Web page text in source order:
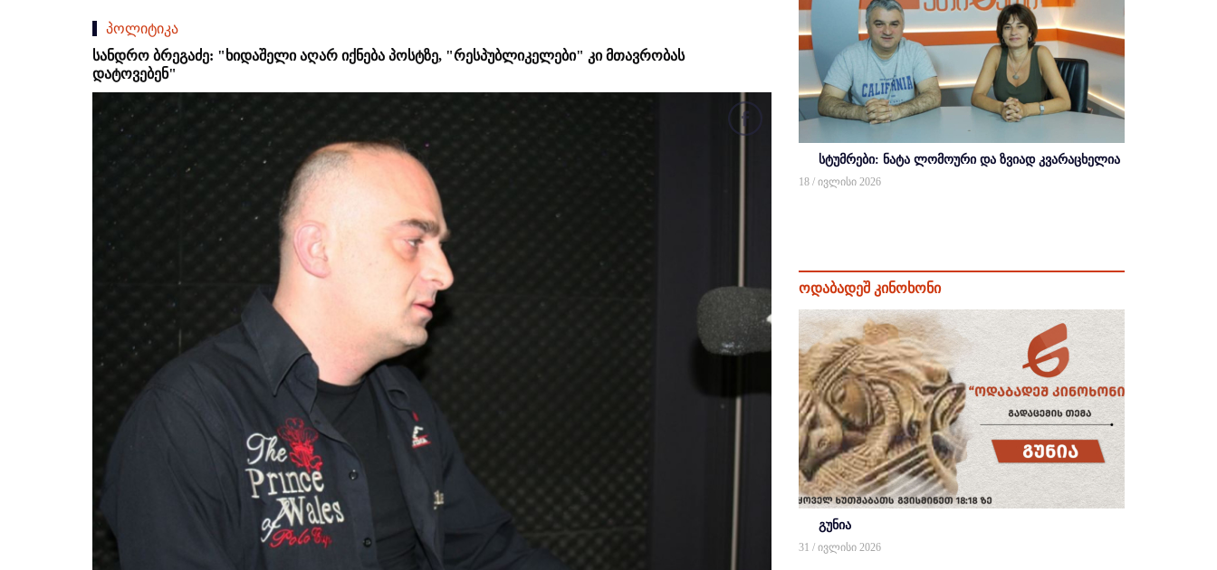
პოლიტიკა
სანდრო ბრეგაძე: "ხიდაშელი აღარ იქნება პოსტზე, "რესპუბლიკელები" კი მთავრობას
დატოვებენ"
სტუმრები: ნატა ლომოური და ზვიად კვარაცხელია
18 / ივლისი 2026
ოდაბადეშ კინოხონი
გუნია
31 / ივლისი 2026